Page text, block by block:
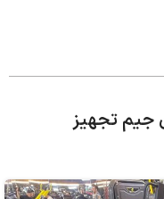
جیم تجهیز